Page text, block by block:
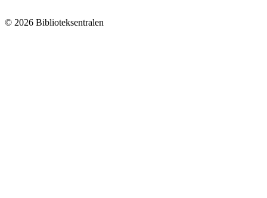
© 2026 Biblioteksentralen